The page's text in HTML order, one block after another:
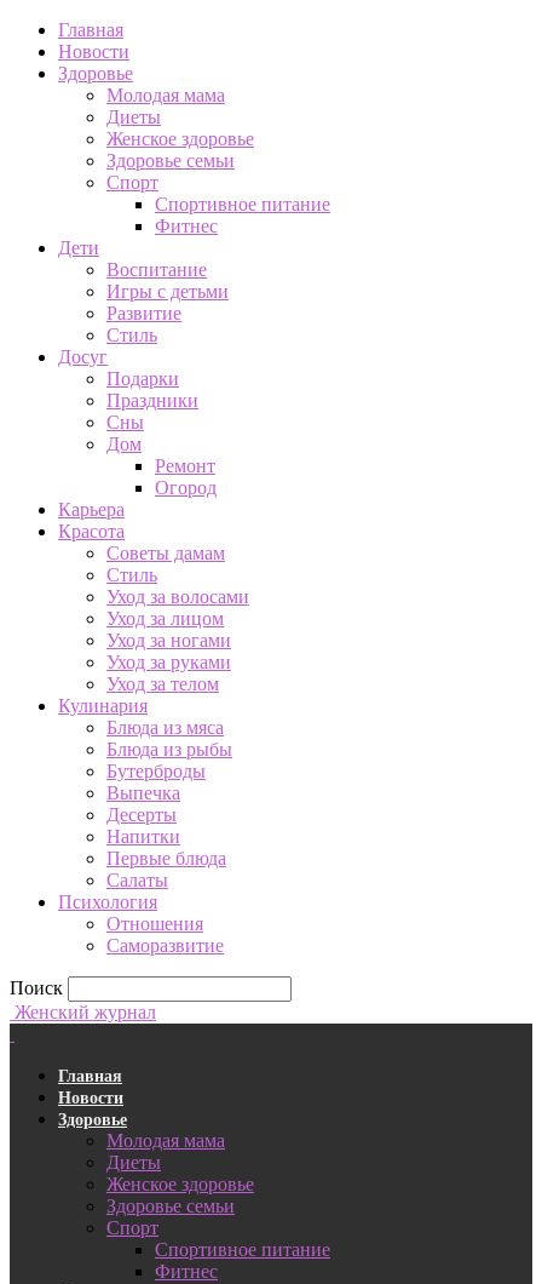
Главная
Новости
Здоровье
Молодая мама
Диеты
Женское здоровье
Здоровье семьи
Спорт
Спортивное питание
Фитнес
Дети
Воспитание
Игры с детьми
Развитие
Стиль
Досуг
Подарки
Праздники
Сны
Дом
Ремонт
Огород
Карьера
Красота
Советы дамам
Стиль
Уход за волосами
Уход за лицом
Уход за ногами
Уход за руками
Уход за телом
Кулинария
Блюда из мяса
Блюда из рыбы
Бутерброды
Выпечка
Десерты
Напитки
Первые блюда
Салаты
Психология
Отношения
Саморазвитие
Поиск
Женский журнал
Главная
Новости
Здоровье
Молодая мама
Диеты
Женское здоровье
Здоровье семьи
Спорт
Спортивное питание
Фитнес